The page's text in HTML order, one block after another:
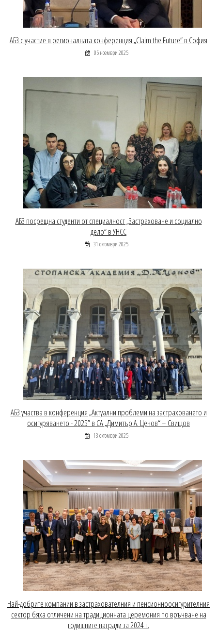
АБЗ с участие в регионалната конференция „Claim the Future“ в София
05 ноември 2025
АБЗ посрещна студенти от специалност „Застраховане и социално
дело“ в УНСС
31 октомври 2025
АБЗ участва в конференция „Актуални проблеми на застраховането и
осигуряването - 2025” в СА „Димитър А. Ценов“ – Свищов
13 октомври 2025
Най-добрите компании в застрахователния и пенсионноосигурителния
сектор бяха отличени на традиционната церемония по връчване на
годишните награди за 2024 г.